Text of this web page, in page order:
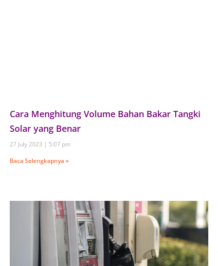
Cara Menghitung Volume Bahan Bakar Tangki
Solar yang Benar
27 July 2023
5:07 pm
Baca Selengkapnya »